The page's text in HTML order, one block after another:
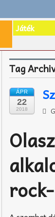
Játék
Tag
ÁPR
22
2018